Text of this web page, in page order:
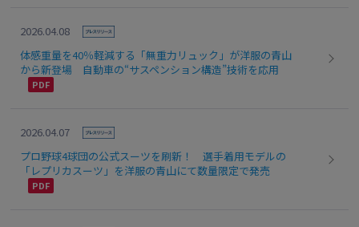
2026.04.08
体感重量を40％軽減する「無重力リュック」が洋服の青山
から新登場 自動車の“サスペンション構造”技術を応用
2026.04.07
プロ野球4球団の公式スーツを刷新！ 選手着用モデルの
「レプリカスーツ」を洋服の青山にて数量限定で発売